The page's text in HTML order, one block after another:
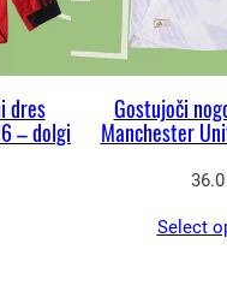
dres
– dolgi
Gostujoči
Manchester
36.0
Select